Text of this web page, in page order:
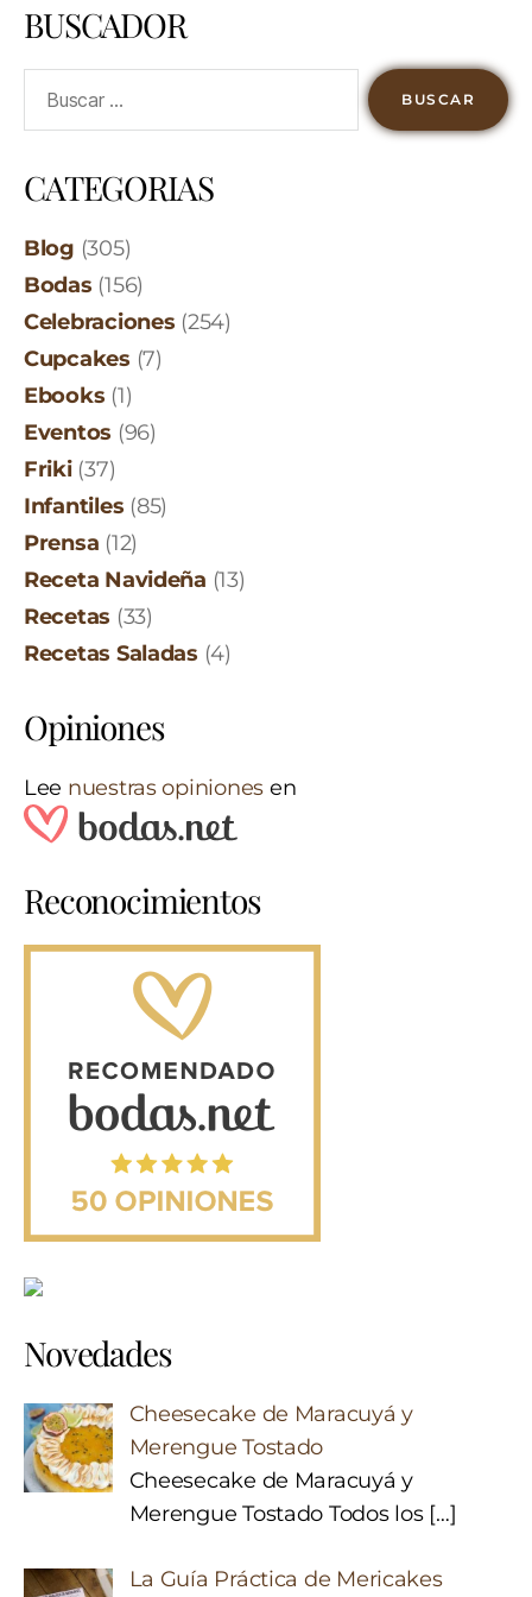
BUSCADOR
CATEGORIAS
Blog (305)
Bodas (156)
Celebraciones (254)
Cupcakes (7)
Ebooks (1)
Eventos (96)
Friki(37)
Infantiles (85)
Prensa (12)
Receta Navideña (13)
Recetas (33)
Recetas Saladas (4)
Opiniones
Lee nuestras opiniones en
Reconocimientos
Novedades
Cheesecake de Maracuyá y
Merengue Tostado
Cheesecake de Maracuyá y
Merengue Tostado Todos los […]
La Guía Práctica de Mericakes